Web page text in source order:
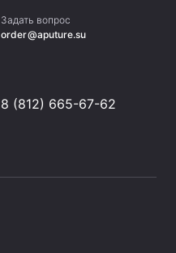
Задать вопрос
order@aputure.su
8 (812) 665-67-62